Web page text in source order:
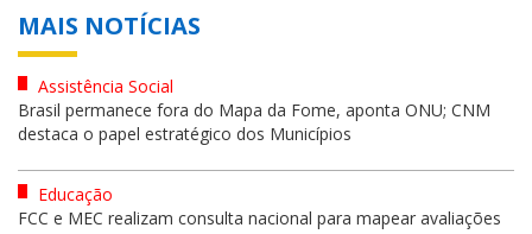
MAIS NOTÍCIAS
Assistência Social
Brasil permanece fora do Mapa da Fome, aponta ONU; CNM
destaca o papel estratégico dos Municípios
Educação
FCC e MEC realizam consulta nacional para mapear avaliações